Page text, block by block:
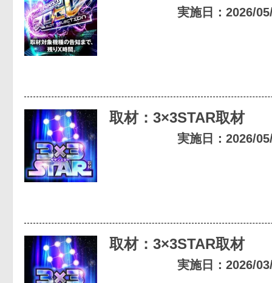
実施日：2026/
取材：3×3STAR取材
実施日：2026/
取材：3×3STAR取材
実施日：2026/